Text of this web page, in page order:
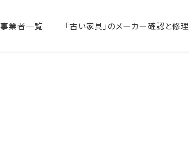
事業者一覧 「古い家具」のメーカー確認と修理